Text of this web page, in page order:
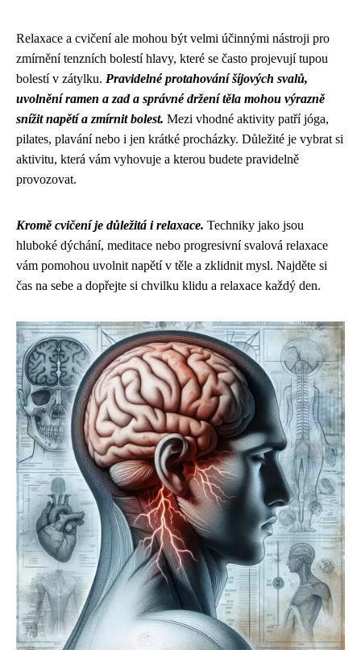
Relaxace a cvičení ale mohou být velmi účinnými nástroji pro
zmírnění tenzních bolestí hlavy, které se často projevují tupou
bolestí v zátylku. Pravidelné protahování šíjových svalů,
uvolnění ramen a zad a správné držení těla mohou výrazně
snížit napětí a zmírnit bolest. Mezi vhodné aktivity patří jóga,
pilates, plavání nebo i jen krátké procházky. Důležité je vybrat si
aktivitu, která vám vyhovuje a kterou budete pravidelně
provozovat.
Kromě cvičení je důležitá i relaxace. Techniky jako jsou
hluboké dýchání, meditace nebo progresivní svalová relaxace
vám pomohou uvolnit napětí v těle a zklidnit mysl. Najděte si
čas na sebe a dopřejte si chvilku klidu a relaxace každý den.